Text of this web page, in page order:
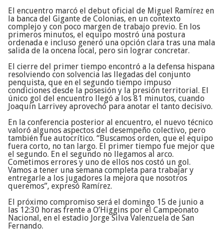
El encuentro marcó el debut oficial de Miguel Ramírez en
la banca del Gigante de Colonias, en un contexto
complejo y con poco margen de trabajo previo. En los
primeros minutos, el equipo mostró una postura
ordenada e incluso generó una opción clara tras una mala
salida de la oncena local, pero sin lograr concretar.
El cierre del primer tiempo encontró a la defensa hispana
resolviendo con solvencia las llegadas del conjunto
penquista, que en el segundo tiempo impuso
condiciones desde la posesión y la presión territorial. El
único gol del encuentro llegó a los 81 minutos, cuando
Joaquín Larrivey aprovechó para anotar el tanto decisivo.
En la conferencia posterior al encuentro, el nuevo técnico
valoró algunos aspectos del desempeño colectivo, pero
también fue autocrítico. “Buscamos orden, que el equipo
fuera corto, no tan largo. El primer tiempo fue mejor que
el segundo. En el segundo no llegamos al arco.
Cometimos errores y uno de ellos nos costó un gol.
Vamos a tener una semana completa para trabajar y
entregarle a los jugadores la mejora que nosotros
queremos”, expresó Ramírez.
El próximo compromiso será el domingo 15 de junio a
las 12:30 horas frente a O’Higgins por el Campeonato
Nacional, en el estadio Jorge Silva Valenzuela de San
Fernando.